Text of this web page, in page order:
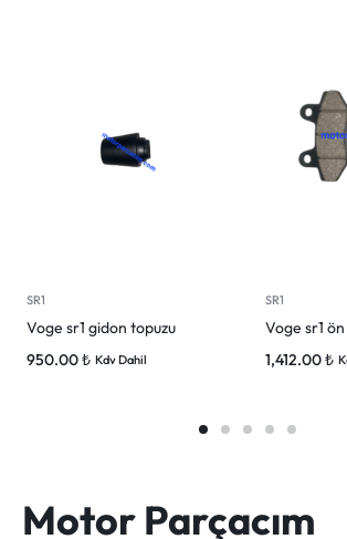
SR1
Voge sr1 gidon topuzu
950.00₺ Kdv Dahil
SR1
Voge sr1
1,412.00₺
Motor Parçacım